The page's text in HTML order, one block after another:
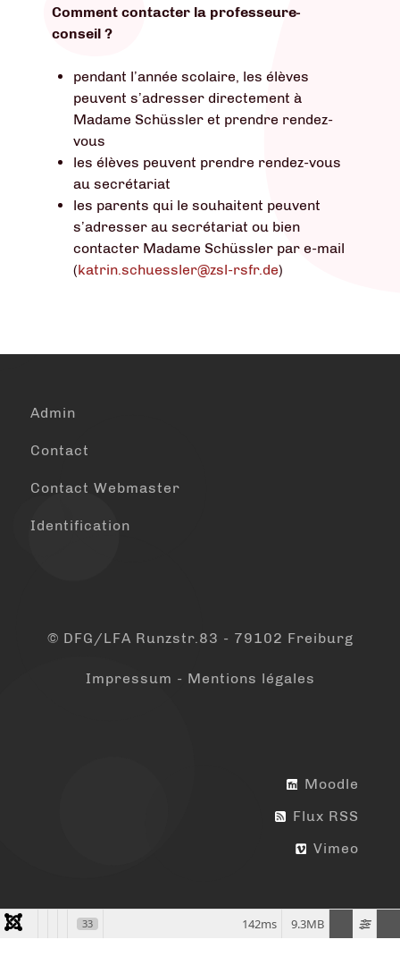
Comment contacter la professeure-
conseil ?
pendant l’année scolaire, les élèves
peuvent s’adresser directement à
Madame Schüssler et prendre rendez-
vous
les élèves peuvent prendre rendez-vous
au secrétariat
les parents qui le souhaitent peuvent
s’adresser au secrétariat ou bien
contacter Madame Schüssler par e-mail
(katrin.schuessler@zsl-rsfr.de)
Admin
Contact
Contact Webmaster
Identification
© DFG/LFA Runzstr.83 - 79102 Freiburg
Impressum - Mentions légales
Moodle
Flux RSS
Vimeo
33 9.3MB
142ms